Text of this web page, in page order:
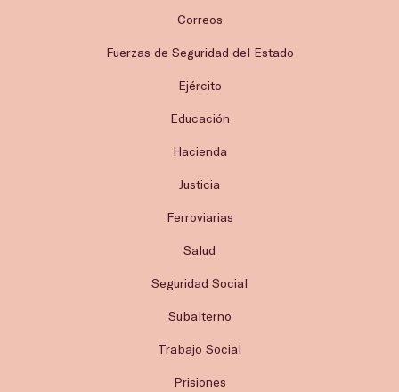
Correos
Fuerzas de Seguridad del Estado
Ejército
Educación
Hacienda
Justicia
Ferroviarias
Salud
Seguridad Social
Subalterno
Trabajo Social
Prisiones